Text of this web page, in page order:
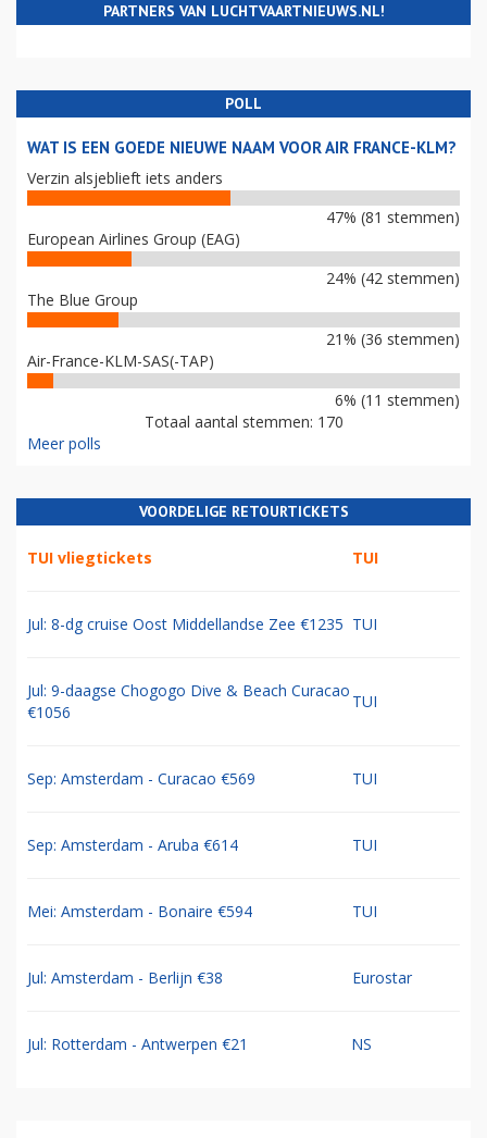
PARTNERS VAN LUCHTVAARTNIEUWS.NL!
POLL
WAT IS EEN GOEDE NIEUWE NAAM VOOR AIR FRANCE-KLM?
Verzin alsjeblieft iets anders
47% (81 stemmen)
European Airlines Group (EAG)
24% (42 stemmen)
The Blue Group
21% (36 stemmen)
Air-France-KLM-SAS(-TAP)
6% (11 stemmen)
Totaal aantal stemmen: 170
Meer polls
VOORDELIGE RETOURTICKETS
TUI vliegtickets TUI
Jul: 8-dg cruise Oost Middellandse Zee €1235 TUI
Jul: 9-daagse Chogogo Dive & Beach Curacao
€1056
TUI
Sep: Amsterdam - Curacao €569 TUI
Sep: Amsterdam - Aruba €614 TUI
Mei: Amsterdam - Bonaire €594 TUI
Jul: Amsterdam - Berlijn €38 Eurostar
Jul: Rotterdam - Antwerpen €21 NS